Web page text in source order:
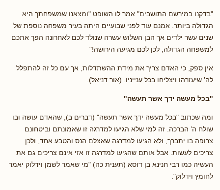
"בדקנו במירשם התושבים" אמר לו השופט "ומצאנו שמשפחתך היא
הגדולה ביותר. אמנם עוד לפני שבועיים היתה בעיר משפחה נוספת של
שנים עשר ילדים אך הבן השלוש עשרה שנולד לכם לאחרונה הפך אתכם
למשפחה הגדולה, לכן לכם מגיעה הירושה!"
אין ספק, כי האדם צריך את מידת ההשתדלות, אך עם כל זה להתפלל
לה’ שיעזרהו ויצליחו בכל ענייניו. (אור דניאל).
"בכל מעשה ידך אשר תעשה"
ומה שכתוב "בכל מעשה ידך אשר תעשה" (דברים ב), שהאדם עושה ובו
שולח ה’ הברכה. זה למי שלא הגיעו למדרגה זו שאמונתם וביטחונם
צרופה בו יתברך, ולא הגיעו למדרגה שאצלם הנס והטבע אחד, ולכן
צריכים לעשות. אבל אותם שהגיעו למדרגה זו אזי אינם צריכים גם את
העשיה כמו רבי חנינא בן דוסא (תענית כה) "מי שאמר לשמן וידלוק יאמר
לחומץ וידלוק".